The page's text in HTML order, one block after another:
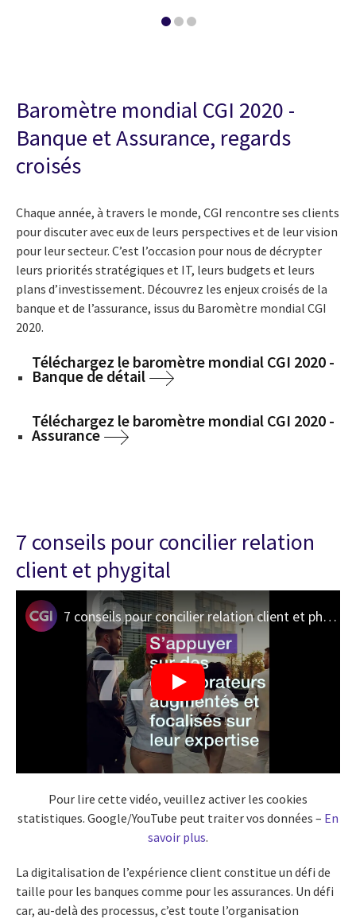
Baromètre mondial CGI 2020 -
Banque et Assurance, regards
croisés
Chaque année, à travers le monde, CGI rencontre ses clients
pour discuter avec eux de leurs perspectives et de leur vision
pour leur secteur. C’est l’occasion pour nous de décrypter
leurs priorités stratégiques et IT, leurs budgets et leurs
plans d’investissement. Découvrez les enjeux croisés de la
banque et de l’assurance, issus du Baromètre mondial CGI
2020.
Téléchargez le baromètre mondial CGI 2020 -
Banque de détail
Téléchargez le baromètre mondial CGI 2020 -
Assurance
7 conseils pour concilier relation
client et phygital
7 conseils pour concilier relation client et phygital
Pour lire cette vidéo, veuillez activer les cookies
statistiques. Google/YouTube peut traiter vos données – En
savoir plus.
La digitalisation de l’expérience client constitue un défi de
taille pour les banques comme pour les assurances. Un défi
car, au-delà des processus, c’est toute l’organisation